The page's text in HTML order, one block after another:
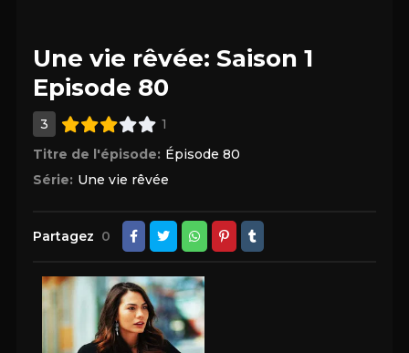
Une vie rêvée: Saison 1
Episode 80
3
1
Titre de l'épisode: Épisode 80
Série: Une vie rêvée
Partagez 0